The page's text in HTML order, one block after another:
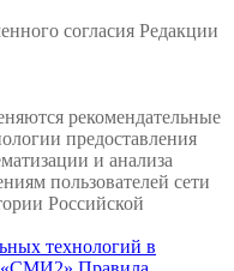
согласия Редакции
рекомендательные
предоставления
и анализа
пользователей сети
Российской
технологий в